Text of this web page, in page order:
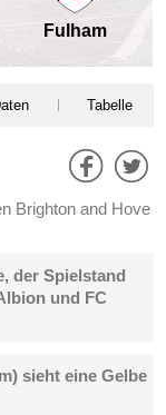
Fulham
Tabelle
Brighton and Hove
der Spielstand
und FC
sieht eine Gelbe